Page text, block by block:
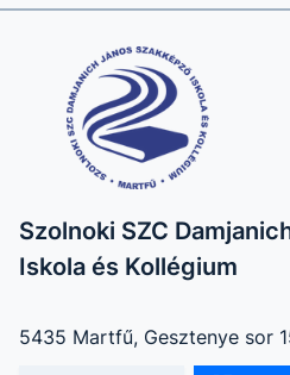
Szolnoki SZC
Iskola és Kollégium
5435 Martfű, Gesztenye sor